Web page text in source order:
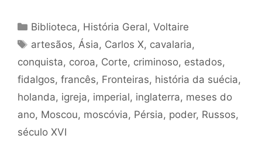
Categorias
Biblioteca, História Geral,Voltaire
Tags
artesãos, Ásia, Carlos X, cavalaria,
conquista, coroa, Corte, criminoso, estados,
fidalgos, francês, Fronteiras, história da suécia,
holanda, igreja, imperial, inglaterra, meses do
ano, Moscou, moscóvia, Pérsia, poder, Russos,
século XVI